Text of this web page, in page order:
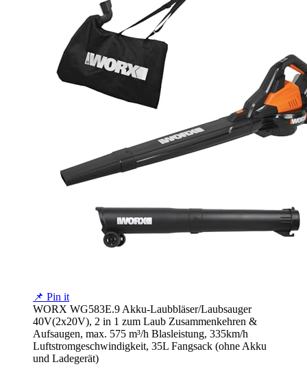
📌 Pin it
WORX WG583E.9 Akku-Laubbläser/Laubsauger
40V(2x20V), 2 in 1 zum Laub Zusammenkehren &
Aufsaugen, max. 575 m³/h Blasleistung, 335km/h
Luftstromgeschwindigkeit, 35L Fangsack (ohne Akku
und Ladegerät)